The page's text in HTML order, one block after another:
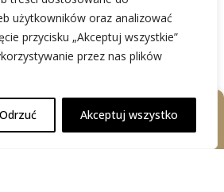
użytkowników oraz analizować
przycisku „Akceptuj wszystkie”
przez nas plików
Odrzuć Akceptuj wszystko
aby w pełni spełnić
rozważyć wszystkie czynniki przed
tej formy testamentu.